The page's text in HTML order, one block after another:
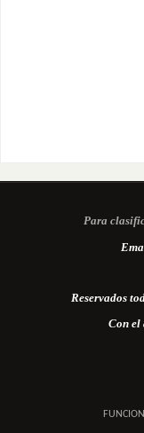
Para
Reservados
Con el